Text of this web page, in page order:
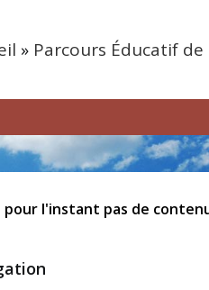
» Parcours Éducatif de
pour l'instant pas de